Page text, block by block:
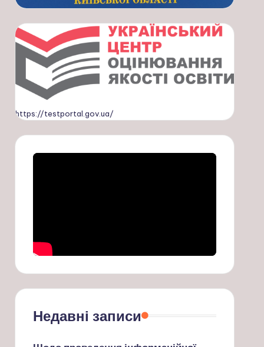
https://testportal.gov.ua/
Недавні записи